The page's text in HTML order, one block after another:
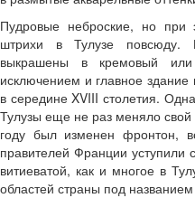
Пудровые неброские, но при
штрихи в Тулузе повсюду.
выкрашены в кремовый
исключением и главное
в середине XVIII столетия.
Тулузы еще не раз меняло свой
году был изменен фронтон,
правителей Франции
витиеватой, как и многое в
областей страны под